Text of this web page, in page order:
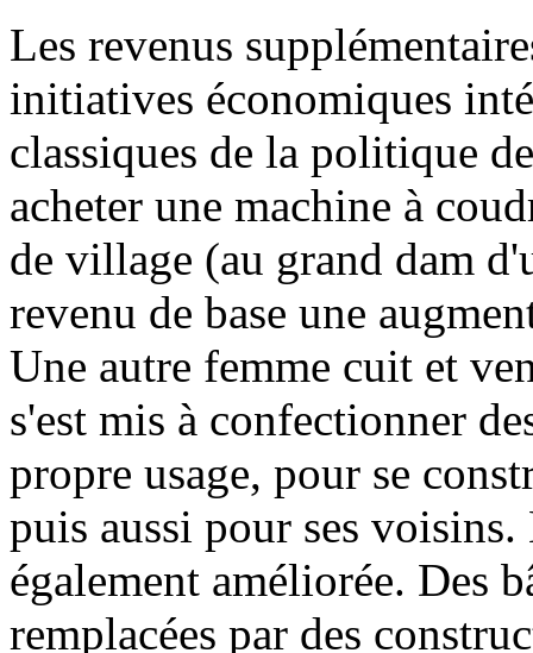
Les revenus
initiatives économiques
classiques de la politique
acheter une machine à
de village (au grand dam
revenu de base une
Une autre femme cuit et
s'est mis à confectionner
propre usage, pour se
puis aussi pour ses
également améliorée. Des
remplacées par des